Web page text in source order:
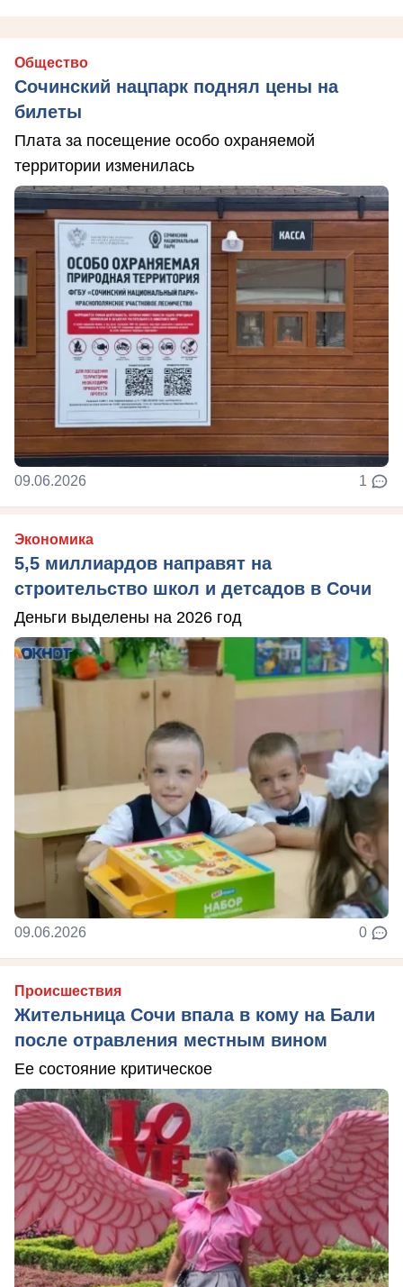
Общество
Сочинский нацпарк поднял цены на
билеты
Плата за посещение особо охраняемой
территории изменилась
09.06.2026 1
Экономика
5,5 миллиардов направят на
строительство школ и детсадов в Сочи
Деньги выделены на 2026 год
09.06.2026 0
Происшествия
Жительница Сочи впала в кому на Бали
после отравления местным вином
Ее состояние критическое